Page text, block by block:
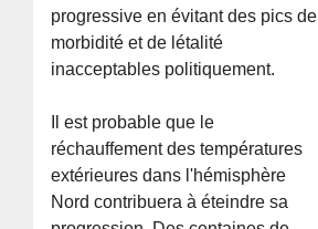
progressive en évitant des pics de
morbidité et de létalité
inacceptables politiquement.
Il est probable que le
réchauffement des températures
extérieures dans l'hémisphère
Nord contribuera à éteindre sa